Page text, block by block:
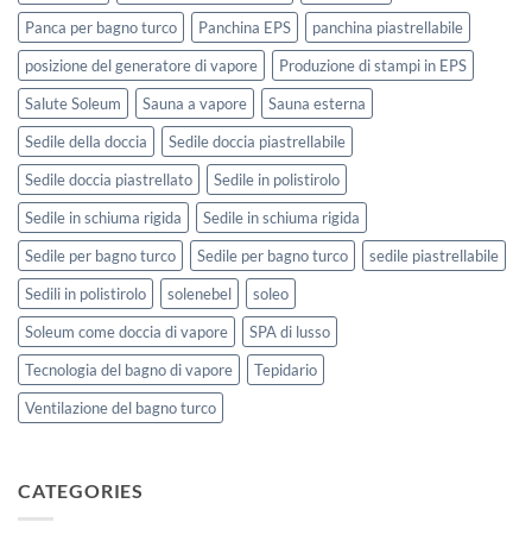
Panca per bagno turco
Panchina EPS
panchina piastrellabile
posizione del generatore di vapore
Produzione di stampi in EPS
Salute Soleum
Sauna a vapore
Sauna esterna
Sedile della doccia
Sedile doccia piastrellabile
Sedile doccia piastrellato
Sedile in polistirolo
Sedile in schiuma rigida
Sedile in schiuma rigida
Sedile per bagno turco
Sedile per bagno turco
sedile piastrellabile
Sedili in polistirolo
solenebel
soleo
Soleum come doccia di vapore
SPA di lusso
Tecnologia del bagno di vapore
Tepidario
Ventilazione del bagno turco
CATEGORIES